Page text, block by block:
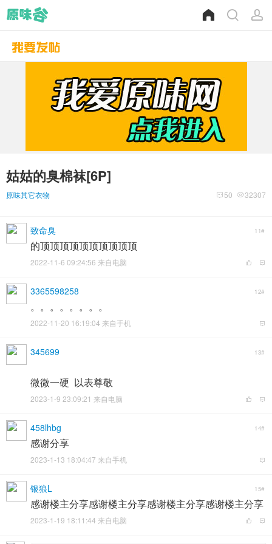
姑姑的臭棉袜[6P]
原味其它衣物 32307
50
致命臭 11#
的顶顶顶顶顶顶顶顶顶顶
2022-11-6 09:24:56 来自电脑
3365598258 12#
。。。。。。。。
2022-11-20 16:19:04 来自手机
345699 13#
微微一硬 以表尊敬
2023-1-9 23:09:21 来自电脑
458lhbg 14#
感谢分享
2023-1-13 18:04:47 来自手机
银狼L 15#
感谢楼主分享感谢楼主分享感谢楼主分享感谢楼主分享
2023-1-19 18:11:44 来自电脑